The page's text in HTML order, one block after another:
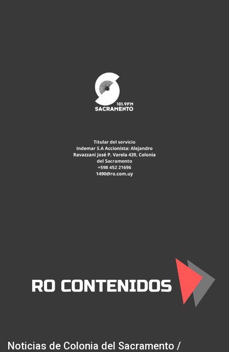
Noticias de Colonia del Sacramento /